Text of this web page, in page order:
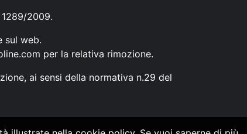
2009.
sul web.
per la relativa rimozione.
ai sensi della normativa n.29 del